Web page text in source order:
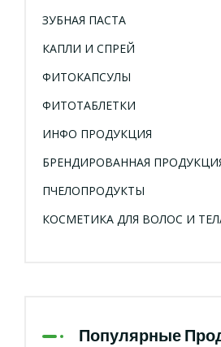
ЗУБНАЯ ПАСТА
КАПЛИ И СПРЕЙ
ФИТОКАПСУЛЫ
ФИТОТАБЛЕТКИ
ИНФО ПРОДУКЦИЯ
БРЕНДИРОВАННАЯ
ПЧЕЛОПРОДУКТЫ
КОСМЕТИКА ДЛЯ ВОЛОС И
Популярные